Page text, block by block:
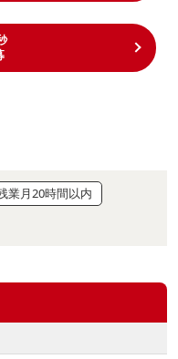
業月20時間以内